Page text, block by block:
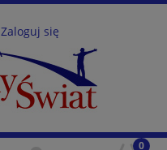
Zaloguj się